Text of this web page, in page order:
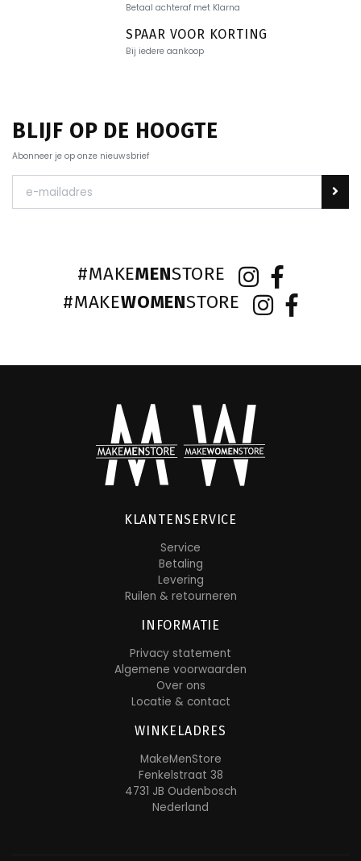
Betaal achteraf met Klarna
SPAAR VOOR KORTING
Bij iedere aankoop
BLIJF OP DE HOOGTE
Abonneer je op onze nieuwsbrief
#MAKEMENSTORE
#MAKEWOMENSTORE
KLANTENSERVICE
Service
Betaling
Levering
Ruilen & retourneren
INFORMATIE
Privacy statement
Algemene voorwaarden
Over ons
Locatie & contact
WINKELADRES
MakeMenStore
Fenkelstraat 38
4731 JB Oudenbosch
Nederland